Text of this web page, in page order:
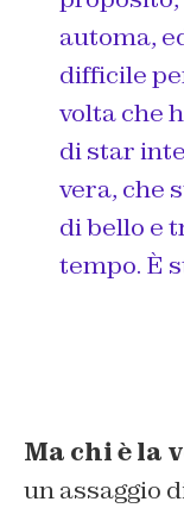
automa,
difficile
volta che
di star
vera, che
di bello e
tempo. È
Ma chi è la
un assaggio